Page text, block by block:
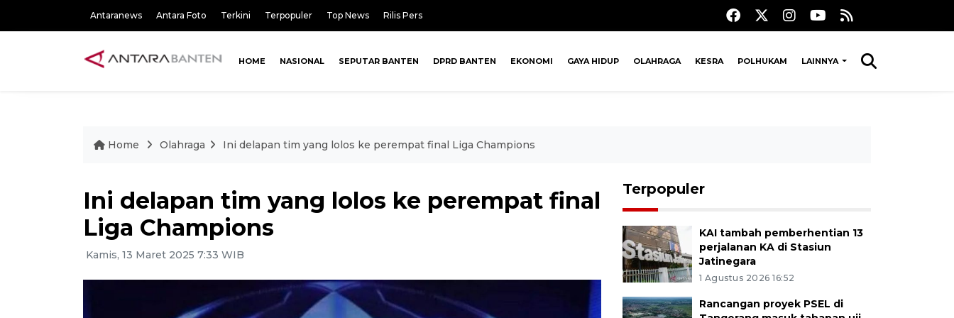
Antaranews Antara Foto Terkini Terpopuler Top News Rilis Pers
HOME NASIONAL SEPUTAR BANTEN DPRD BANTEN EKONOMI GAYA HIDUP OLAHRAGA KESRA POLHUKAM LAINNYA
Home Olahraga Ini delapan tim yang lolos ke perempat final Liga Champions
Ini delapan tim yang lolos ke perempat final
Liga Champions
Kamis, 13 Maret 2025 7:33 WIB
Terpopuler
KAI tambah pemberhentian 13
perjalanan KA di Stasiun
Jatinegara
1 Agustus 2026 16:52
Rancangan proyek PSEL di